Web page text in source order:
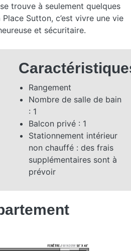
trouve à seulement quelques
Sutton, c’est vivre une vie
et sécuritaire.
Rangement
Nombre de salle de bain
: 1
Balcon privé : 1
Stationnement intérieur
non chauffé : des frais
supplémentaires sont à
prévoir